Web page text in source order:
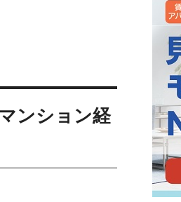
ンション経